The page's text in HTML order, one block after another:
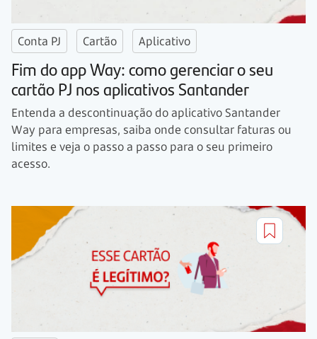
Conta PJ Cartão Aplicativo
Fim do app Way: como gerenciar o seu
cartão PJ nos aplicativos Santander
Entenda a descontinuação do aplicativo Santander
Way para empresas, saiba onde consultar faturas ou
limites e veja o passo a passo para o seu primeiro
acesso.